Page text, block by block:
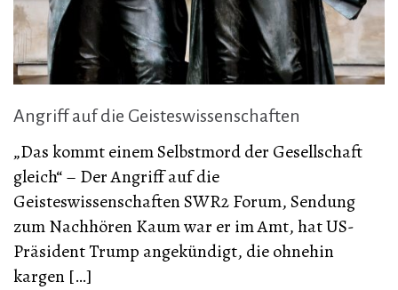
Angriff auf die Geisteswissenschaften
„Das kommt einem Selbstmord der Gesellschaft
gleich“ – Der Angriff auf die
Geisteswissenschaften SWR2 Forum, Sendung
zum Nachhören Kaum war er im Amt, hat US-
Präsident Trump angekündigt, die ohnehin
kargen […]